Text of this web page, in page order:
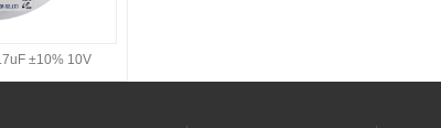
±10% 10V